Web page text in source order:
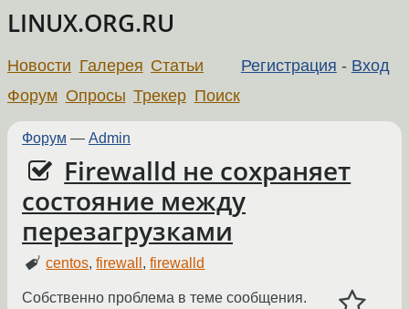
LINUX.ORG.RU
Регистрация - Вход
Новости Галерея Статьи
Форум Опросы Трекер Поиск
Форум — Admin
Firewalld не сохраняет
состояние между
перезагрузками
centos,firewall ,firewalld
Собственно проблема в теме сообщения.